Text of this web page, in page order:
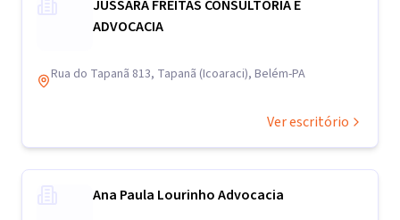
JUSSARA FREITAS CONSULTORIA E
ADVOCACIA
Rua do Tapanã 813, Tapanã (Icoaraci), Belém-PA
Ver escritório
Ana Paula Lourinho Advocacia